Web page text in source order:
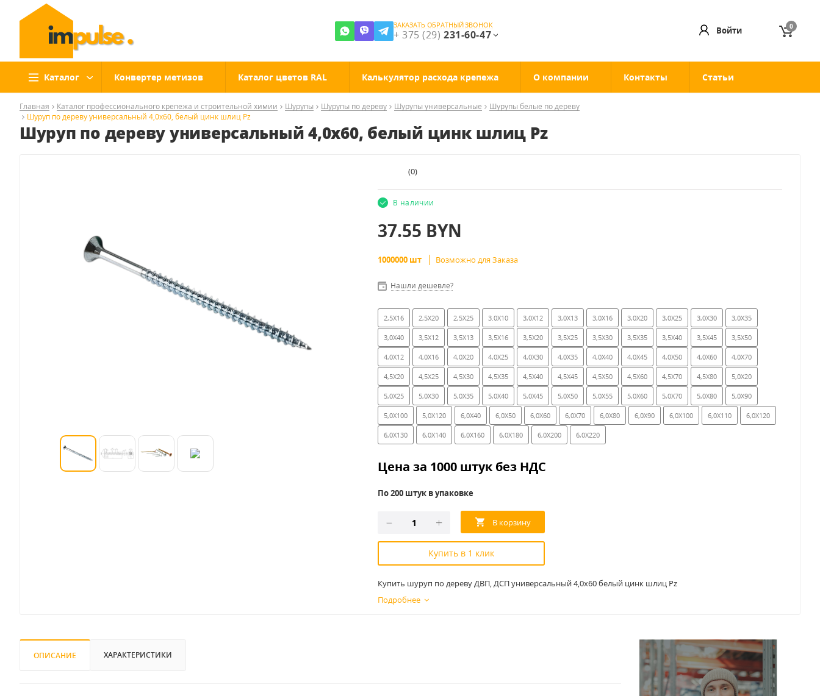
ЗАКАЗАТЬ ОБРАТНЫЙ ЗВОНОК
+ 375 (29)231-60-47 Войти 0
Каталог Конвертер метизов Каталог цветов RAL Калькулятор расхода крепежа О компании Контакты Статьи
Главная Каталог профессионального крепежа и строительной химии Шурупы Шурупы по дереву Шурупы универсальные
Шурупы белые по дереву
Шуруп по дереву универсальный 4,0x60, белый цинк шлиц Pz
Шуруп по дереву универсальный 4,0x60, белый цинк шлиц Pz
(0)
В наличии
37.55 BYN
1000000 шт Возможно для Заказа
Нашли дешевле?
2,5X16 2,5X20 2,5X25 3.0X10 3,0X12 3,0X13 3,0X16 3,0X20 3,0X25 3,0X30 3,0X35
3,0X40 3,5X12 3,5X13 3,5X16 3,5X20 3,5X25 3,5X30 3,5X35 3,5X40 3,5X45 3,5X50
4,0X12 4,0X16 4,0X20 4,0X25 4,0X30 4,0X35 4,0X40 4,0X45 4,0X50 4,0X60 4,0X70
4,5X20 4,5X25 4,5X30 4,5X35 4,5X40 4,5X45 4,5X50 4,5X60 4,5X70 4,5X80 5,0X20
5,0X25 5,0X30 5,0X35 5,0X40 5,0X45 5,0X50 5,0X55 5,0X60 5,0X70 5,0X80 5,0X90
5,0X100 5,0X120 6,0X40 6,0X50 6,0X60 6,0X70 6,0X80 6,0X90 6,0X100 6,0X110 6,0X120
6,0X130 6,0X140 6,0X160 6,0X180 6,0X200 6,0X220
Цена за 1000 штук без НДС
По 200 штук в упаковке
Купить в 1 клик
Купить шуруп по дереву ДВП, ДСП универсальный 4,0x60 белый цинк шлиц Pz
Подробнее
ОПИСАНИЕ ХАРАКТЕРИСТИКИ